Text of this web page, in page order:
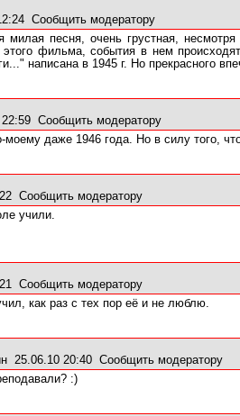
Сообщить модератору
милая песня, очень грустная,
фильма, события в нем
написана в 1945 г. Но прекрасного
Сообщить модератору
моему даже 1946 года. Но в силу того,
Сообщить модератору
учили.
Сообщить модератору
как раз с тех пор её и не люблю.
25.06.10 20:40 Сообщить модератору
:)